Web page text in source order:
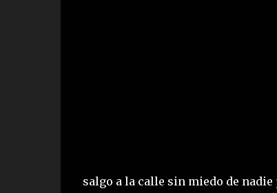
salgo a la calle sin miedo de